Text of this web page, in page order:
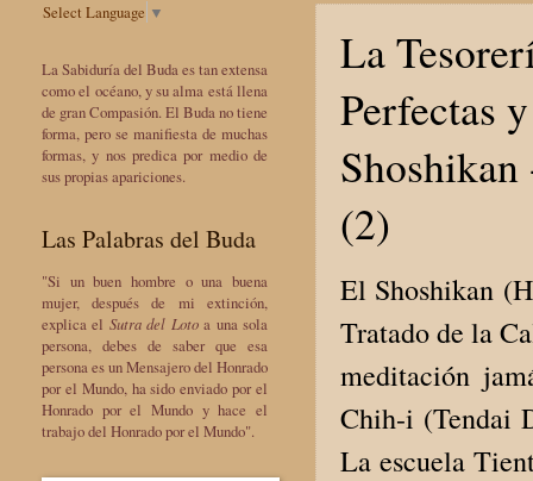
La
Perfectas
(2)
El Shoshikan
Tratado de la
meditación
Chih-i (Tendai
La escuela
Select Language ▼
La Sabiduría del Buda es tan extensa
como el océano, y su alma está llena
de gran Compasión. El Buda no tiene
forma, pero se manifiesta de muchas
formas, y nos predica por medio de
sus propias apariciones.
Las Palabras del Buda
"Si un buen hombre o una buena
mujer, después de mi extinción,
explica el Sutra del Lotoa una sola
persona, debes de saber que esa
persona es un Mensajero del Honrado
por el Mundo, ha sido enviado por el
Honrado por el Mundo y hace el
trabajo del Honrado por el Mundo".